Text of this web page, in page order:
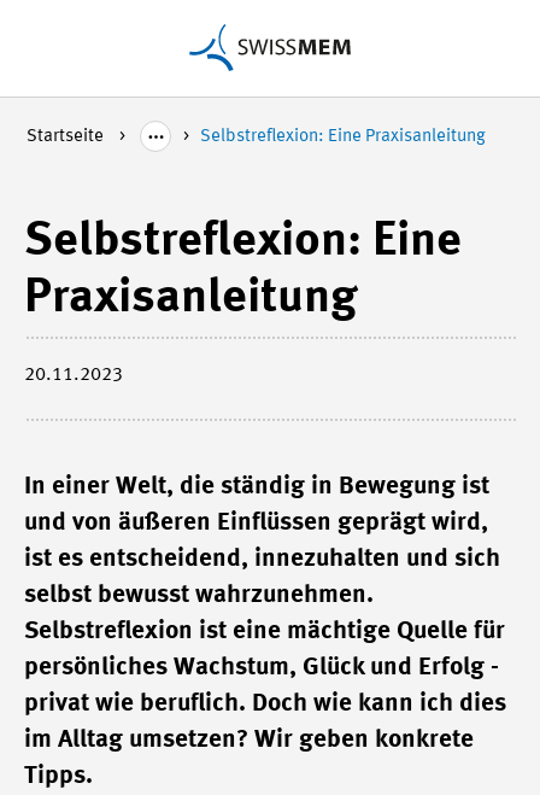
Startseite Selbstreflexion: Eine Praxisanleitung
Selbstreflexion: Eine
Praxisanleitung
20.11.2023
In einer Welt, die ständig in Bewegung ist
und von äußeren Einflüssen geprägt wird,
ist es entscheidend, innezuhalten und sich
selbst bewusst wahrzunehmen.
Selbstreflexion ist eine mächtige Quelle für
persönliches Wachstum, Glück und Erfolg -
privat wie beruflich. Doch wie kann ich dies
im Alltag umsetzen? Wir geben konkrete
Tipps.